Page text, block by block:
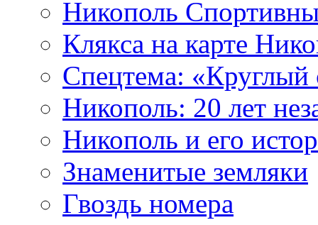
Никополь
Клякса на карте
Cпецтема:
Никополь: 20 лет
Никополь и его
Знаменитые земляки
Гвоздь номера